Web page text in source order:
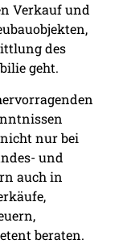
Verkauf und
des
geht.
nur bei
und
auch in
beraten.